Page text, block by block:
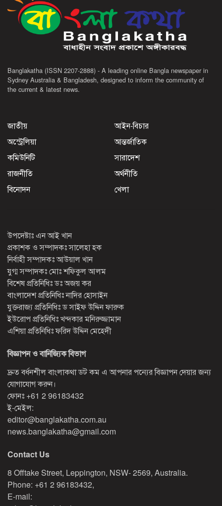
Banglakatha (ISSN 2207-2888) - A leading online Bangla newspaper in
Sydney Australia & Bangladesh, designed to inform the community of
the current & latest news.
জাতীয়
আইন-বিচার
অস্ট্রেলিয়া
আন্তর্জাতিক
কমিউনিটি
সারাদেশ
রাজনীতি
অর্থনীতি
বিনোদন
খেলা
উপদেষ্টাঃ এন আই খান
প্রকাশক ও সম্পাদকঃ সালেহা হক
নির্বাহী সম্পাদকঃ আউয়াল খান
যুগ্ম সম্পাদকঃ মোঃ শফিকুল আলম
বিশেষ প্রতিনিধিঃ ডঃ অজয় কর
বাংলাদেশ প্রতিনিধিঃ নাদির হোসাইন
যুক্তরাজ্য প্রতিনিধিঃ ড সাইফ উদ্দিন ফারুক
ইউরোপ প্রতিনিধিঃ খন্দকার মনিরুজ্জামান
এশিয়া প্রতিনিধিঃ ফরিদ উদ্দিন মেহেদী
বিজ্ঞাপন ও বানিজ্যিক বিভাগ
দ্রুত বর্ধনশীল বাংলাকথা ডট কম এ আপনার পন্যের বিজ্ঞাপন দেয়ার জন্য
যোগাযোগ করুন।
ফোনঃ +61 2 96183432
ই-মেইল:
editor@banglakatha.com.au
news.banglakatha@gmail.com
Contact Us
8 Offtake Street, Leppington, NSW- 2569, Australia.
Phone: +61 2 96183432,
E-mail: